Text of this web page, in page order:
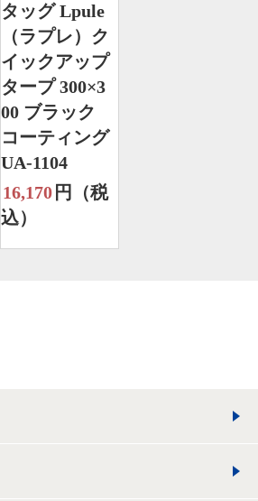
タッグ Lpule
（ラプレ）ク
イックアップ
タープ 300×3
00 ブラック
コーティング
UA-1104
16,170 円（税
込）